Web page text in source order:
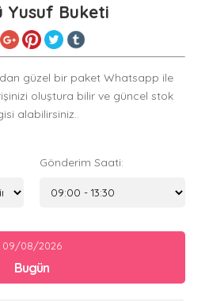
Yusuf Buketi
güzel bir paket Whatsapp ile
oluştura bilir ve güncel stok
alabilirsiniz..
Gönderim Saati:
09/08/2026
Bugün